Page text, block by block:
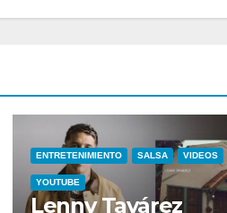
ENTRETENIMIENTO SALSA VIDEOS
YOUTUBE
Lenny Tavárez